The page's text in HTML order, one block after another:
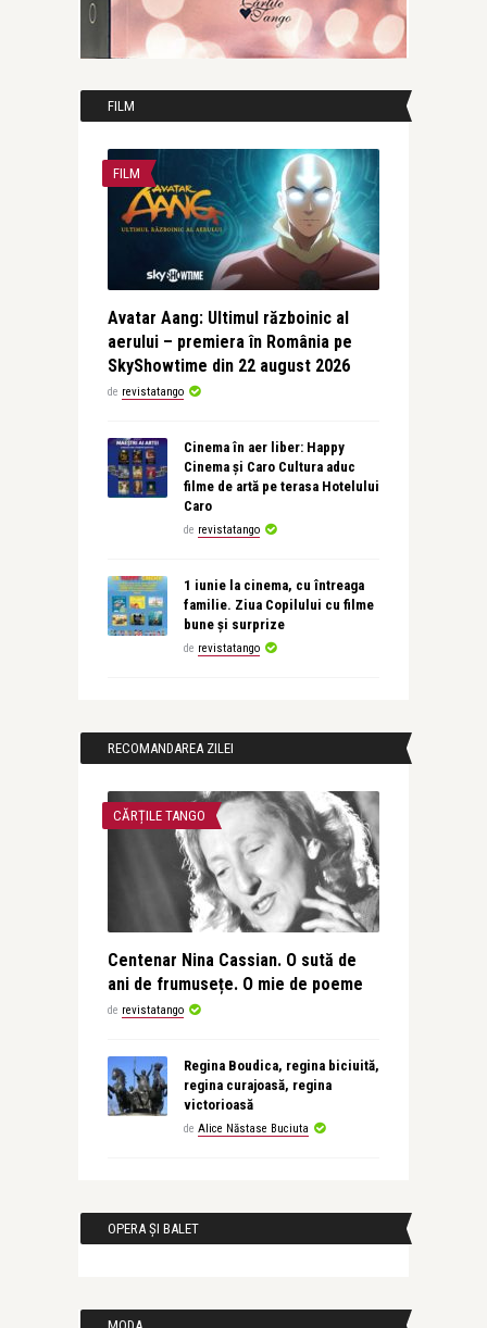
FILM
FILM
Avatar Aang: Ultimul războinic al
aerului – premiera în România pe
SkyShowtime din 22 august 2026
de revistatango
Cinema în aer liber: Happy
Cinema și Caro Cultura aduc
filme de artă pe terasa Hotelului
Caro
de revistatango
1 iunie la cinema, cu întreaga
familie. Ziua Copilului cu filme
bune și surprize
de revistatango
RECOMANDAREA ZILEI
CĂRȚILE TANGO
Centenar Nina Cassian. O sută de
ani de frumusețe. O mie de poeme
de revistatango
Regina Boudica, regina biciuită,
regina curajoasă, regina
victorioasă
de Alice Năstase Buciuta
OPERA ȘI BALET